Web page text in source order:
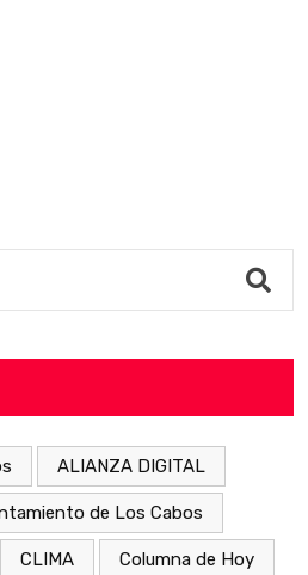
ALIANZA DIGITAL
de Los Cabos
CLIMA Columna de Hoy